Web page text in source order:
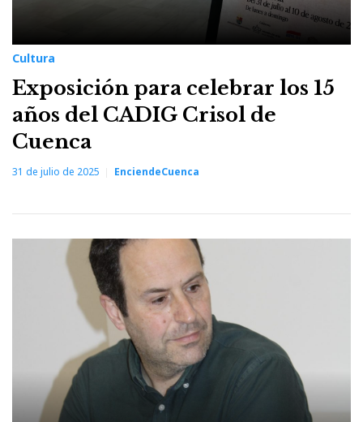
Cultura
Exposición para celebrar los 15
años del CADIG Crisol de
Cuenca
31 de julio de 2025 EnciendeCuenca